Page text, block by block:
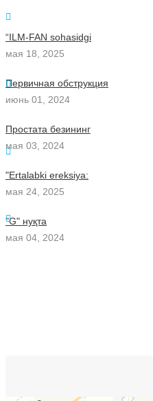
“ILM-FAN sohasidgi
мая 18, 2025
Первичная обструкция
июнь 01, 2024
Простата безининг
мая 03, 2024
"Ertalabki ereksiya:
мая 24, 2025
"G" нуқта
мая 04, 2024